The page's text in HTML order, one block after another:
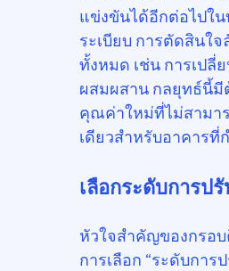
แข่งขันได้อีกต่อไปใ
ระเบียบ การตัดสินใ
ทั้งหมด เช่น การเปลี่
ผสมผสาน กลยุทธ์นี้มี
คุณค่าใหม่ที่ไม่สามา
เดียวสำหรับอาคารที่
เลือกระดับการป
หัวใจสำคัญของกรอ
การเลือก “ระดับกา